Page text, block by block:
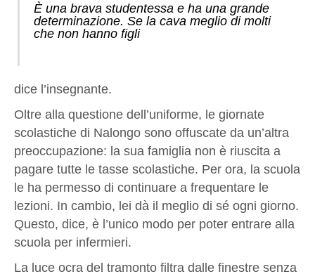
È una brava studentessa e ha una grande
determinazione. Se la cava meglio di molti
che non hanno figli
dice l’insegnante.
Oltre alla questione dell’uniforme, le giornate
scolastiche di Nalongo sono offuscate da un’altra
preoccupazione: la sua famiglia non è riuscita a
pagare tutte le tasse scolastiche. Per ora, la scuola
le ha permesso di continuare a frequentare le
lezioni. In cambio, lei dà il meglio di sé ogni giorno.
Questo, dice, è l’unico modo per poter entrare alla
scuola per infermieri.
La luce ocra del tramonto filtra dalle finestre senza